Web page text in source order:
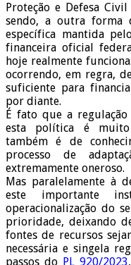
Proteção e Defesa
sendo, a outra forma
específica mantida
financeira oficial
hoje realmente
ocorrendo, em regra,
suficiente para
por diante.
É fato que a
esta política é
também é de
processo de
extremamente oneroso.
Mas paralelamente à
este importante
operacionalização do
prioridade, deixando
fontes de recursos
necessária e singela
passos do PL 920/2023